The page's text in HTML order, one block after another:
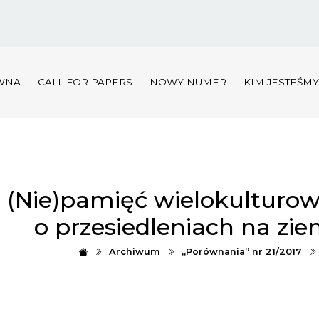
CALL FOR PAPERS NOWY NUMER KIM
(Nie)pamięć
o przesiedleniach na
Archiwum „Porównania” nr 21/2017